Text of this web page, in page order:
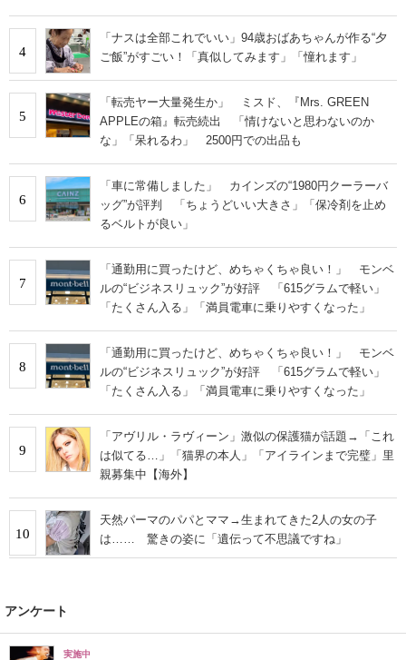
4
「ナスは全部これでいい」94歳おばあちゃんが作る“夕
ご飯”がすごい！「真似してみます」「憧れます」
5
「転売ヤー大量発生か」 ミスド、『Mrs. GREEN
APPLEの箱』転売続出 「情けないと思わないのか
な」「呆れるわ」 2500円での出品も
6
「車に常備しました」 カインズの“1980円クーラーバ
ッグ”が評判 「ちょうどいい大きさ」「保冷剤を止め
るベルトが良い」
7
「通勤用に買ったけど、めちゃくちゃ良い！」 モンベ
ルの“ビジネスリュック”が好評 「615グラムで軽い」
「たくさん入る」「満員電車に乗りやすくなった」
8
「通勤用に買ったけど、めちゃくちゃ良い！」 モンベ
ルの“ビジネスリュック”が好評 「615グラムで軽い」
「たくさん入る」「満員電車に乗りやすくなった」
9
「アヴリル・ラヴィーン」激似の保護猫が話題→「これ
は似てる…」「猫界の本人」「アイラインまで完璧」里
親募集中【海外】
10
天然パーマのパパとママ→生まれてきた2人の女の子
は…… 驚きの姿に「遺伝って不思議ですね」
アンケート
実施中